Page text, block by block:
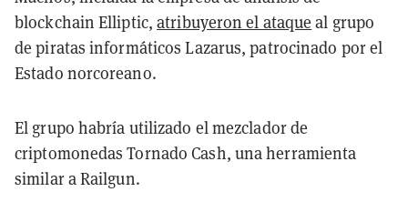
blockchain Elliptic,atribuyeron el ataque al grupo
de piratas informáticos Lazarus, patrocinado por el
Estado norcoreano.
El grupo habría utilizado el mezclador de
criptomonedas Tornado Cash, una herramienta
similar a Railgun.